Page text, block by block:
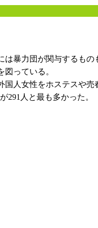
暴力団が関与するもの
っている。
人女性をホステスや
291人と最も多かった。